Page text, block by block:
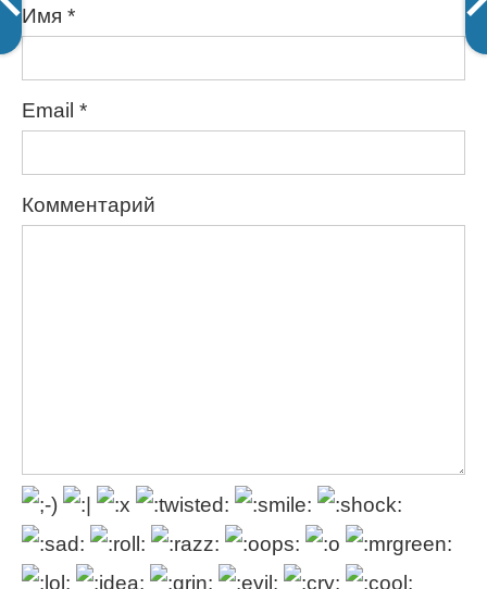
Имя *
Email *
Комментарий